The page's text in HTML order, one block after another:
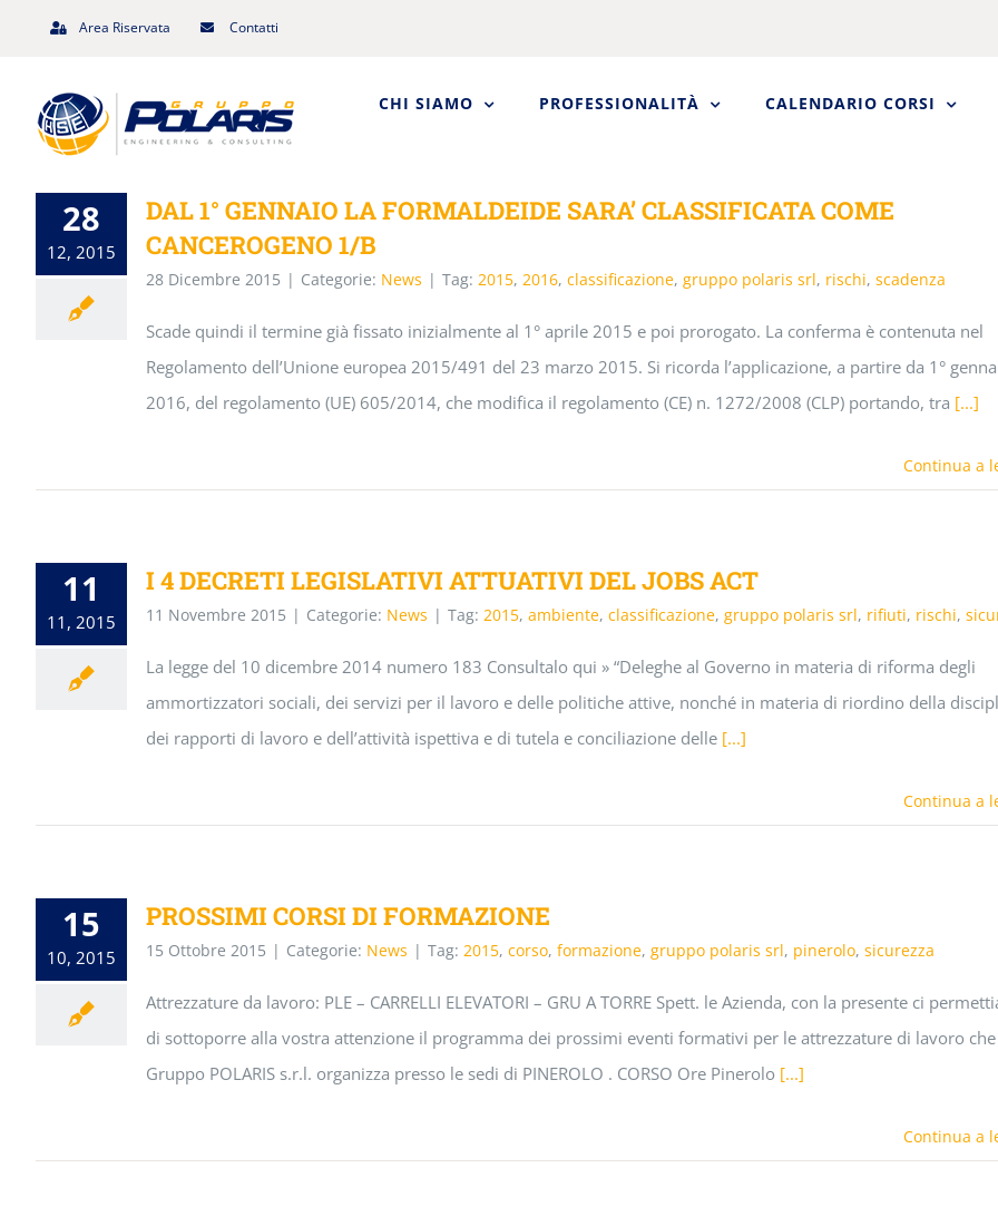
contenuto
Area Riservata Contatti
CHI SIAMO PROFESSIONALITÀ CALENDARIO CORSI
28
12, 2015
DAL 1° GENNAIO LA FORMALDEIDE SARA’ CLASSIFICATA COME
CANCEROGENO 1/B
28 Dicembre 2015 | Categorie: News | Tag: 2015, 2016, classificazione, gruppo polaris srl, rischi, scadenza
Scade quindi il termine già fissato inizialmente al 1° aprile 2015 e poi prorogato. La conferma è contenuta nel
Regolamento dell’Unione europea 2015/491 del 23 marzo 2015. Si ricorda l’applicazione, a partire da 1°
2016, del regolamento (UE) 605/2014, che modifica il regolamento (CE) n. 1272/2008 (CLP) portando, tra [...]
Continua a
11
11, 2015
I 4 DECRETI LEGISLATIVI ATTUATIVI DEL JOBS ACT
11 Novembre 2015 | Categorie: News | Tag: 2015, ambiente, classificazione, gruppo polaris srl, rifiuti, rischi,
La legge del 10 dicembre 2014 numero 183 Consultalo qui » “Deleghe al Governo in materia di riforma degli
ammortizzatori sociali, dei servizi per il lavoro e delle politiche attive, nonché in materia di riordino della
dei rapporti di lavoro e dell’attività ispettiva e di tutela e conciliazione delle [...]
Continua a
15
10, 2015
PROSSIMI CORSI DI FORMAZIONE
15 Ottobre 2015 | Categorie: News | Tag: 2015, corso, formazione, gruppo polaris srl, pinerolo, sicurezza
Attrezzature da lavoro: PLE – CARRELLI ELEVATORI – GRU A TORRE Spett. le Azienda, con la presente ci
di sottoporre alla vostra attenzione il programma dei prossimi eventi formativi per le attrezzature di lavoro
Gruppo POLARIS s.r.l. organizza presso le sedi di PINEROLO . CORSO Ore Pinerolo [...]
Continua a